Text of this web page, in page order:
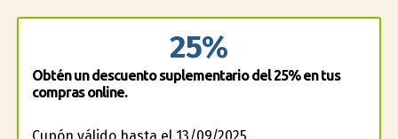
25%
Obtén un descuento suplementario del 25% en tus
compras online.